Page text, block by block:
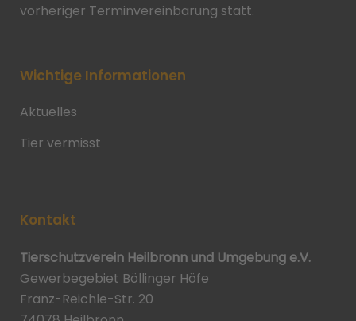
vorheriger Terminvereinbarung statt.
Wichtige Informationen
Aktuelles
Tier vermisst
Kontakt
Tierschutzverein Heilbronn und Umgebung e.V.
Gewerbegebiet Böllinger Höfe
Franz-Reichle-Str. 20